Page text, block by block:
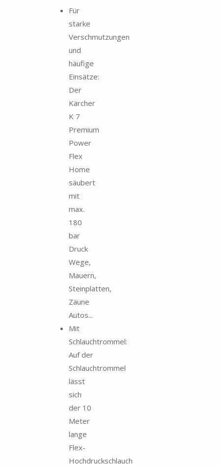
Für
starke
Verschmutzungen
und
häufige
Einsätze:
Der
Kärcher
K 7
Premium
Power
Flex
Home
säubert
mit
max.
180
bar
Druck
Wege,
Mauern,
Steinplatten,
Zäune
Autos...
Mit
Schlauchtrommel:
Auf der
Schlauchtrommel
lässt
sich
der 10
Meter
lange
Flex-
Hochdruckschlauch